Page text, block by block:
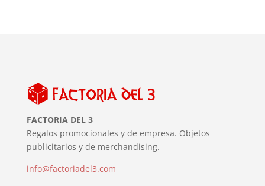
FACTORIA DEL 3
Regalos promocionales y de empresa. Objetos
publicitarios y de merchandising.
info@factoriadel3.com